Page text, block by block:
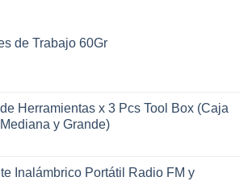
de Trabajo 60Gr
Herramientas x 3 Pcs Tool Box (Caja
y Grande)
Inalámbrico Portátil Radio FM y